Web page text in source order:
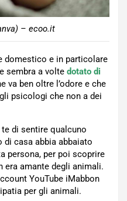
– ecoo.it
domestico e in particolare
sembra a volte dotato di
va ben oltre l’odore e che
psicologi che non a dei
di sentire qualcuno
casa abbia abbaiato
persona, per poi scoprire
era amante degli animali.
YouTube iMabbon
per gli animali.